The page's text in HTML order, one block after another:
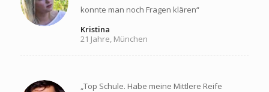
konnte man noch Fragen klären“
Kristina
21 Jahre, München
„Top Schule. Habe meine Mittlere Reife